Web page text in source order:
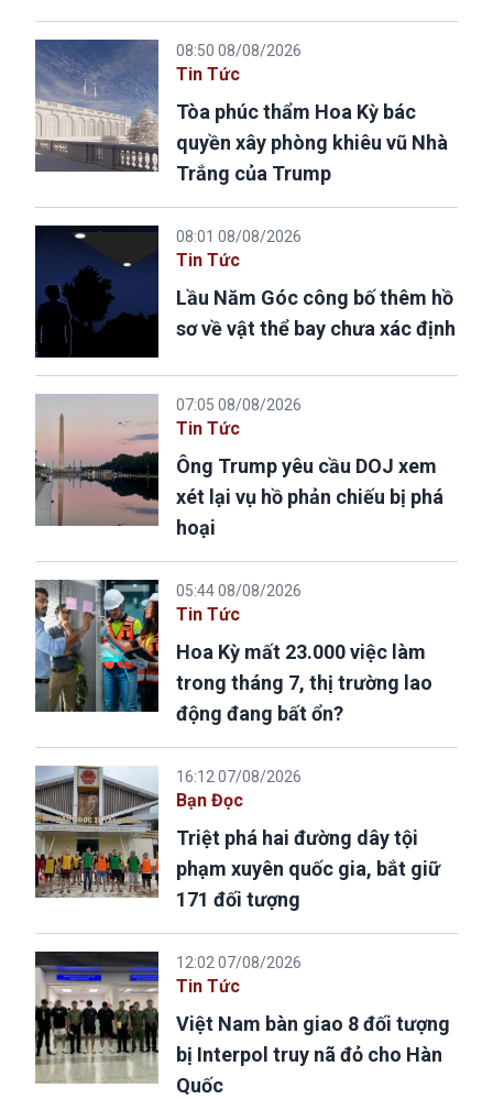
08:50 08/08/2026
Tin Tức
Tòa phúc thẩm Hoa Kỳ bác
quyền xây phòng khiêu vũ Nhà
Trắng của Trump
08:01 08/08/2026
Tin Tức
Lầu Năm Góc công bố thêm hồ
sơ về vật thể bay chưa xác định
07:05 08/08/2026
Tin Tức
Ông Trump yêu cầu DOJ xem
xét lại vụ hồ phản chiếu bị phá
hoại
05:44 08/08/2026
Tin Tức
Hoa Kỳ mất 23.000 việc làm
trong tháng 7, thị trường lao
động đang bất ổn?
16:12 07/08/2026
Bạn Đọc
Triệt phá hai đường dây tội
phạm xuyên quốc gia, bắt giữ
171 đối tượng
12:02 07/08/2026
Tin Tức
Việt Nam bàn giao 8 đối tượng
bị Interpol truy nã đỏ cho Hàn
Quốc